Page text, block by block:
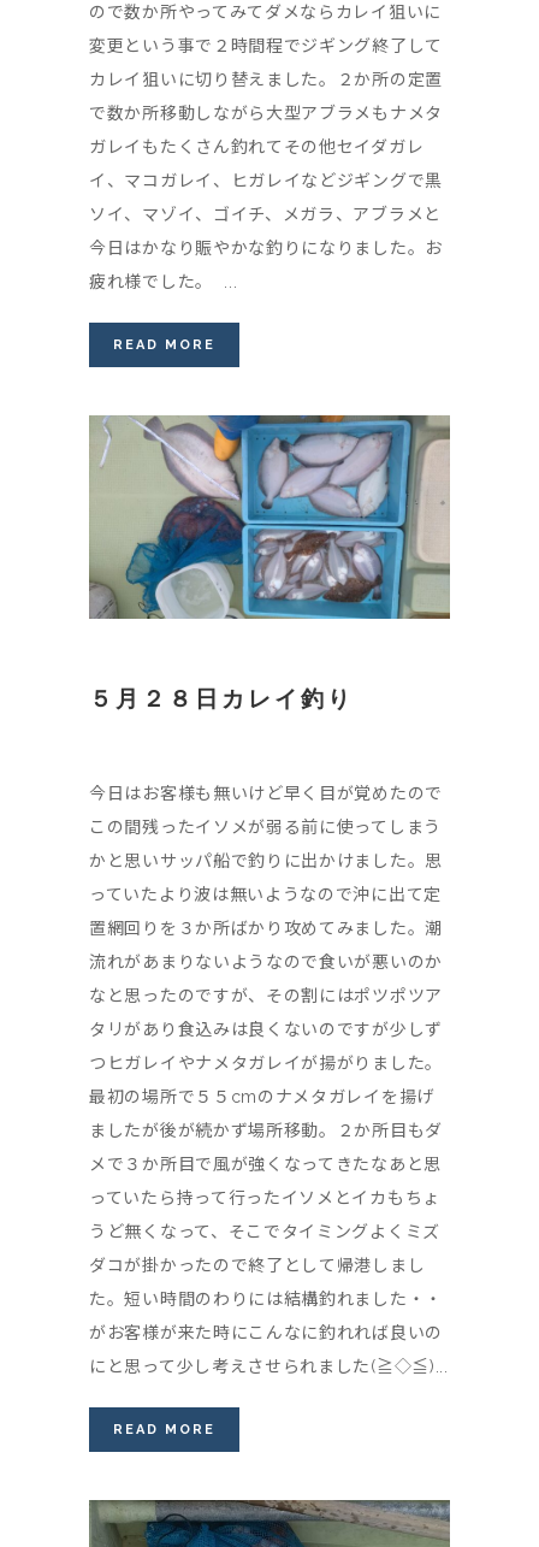
ので数か所やってみてダメならカレイ狙いに
変更という事で２時間程でジギング終了して
カレイ狙いに切り替えました。２か所の定置
で数か所移動しながら大型アブラメもナメタ
ガレイもたくさん釣れてその他セイダガレ
イ、マコガレイ、ヒガレイなどジギングで黒
ソイ、マゾイ、ゴイチ、メガラ、アブラメと
今日はかなり賑やかな釣りになりました。お
疲れ様でした。 ...
READ MORE
５月２８日カレイ釣り
今日はお客様も無いけど早く目が覚めたので
この間残ったイソメが弱る前に使ってしまう
かと思いサッパ船で釣りに出かけました。思
っていたより波は無いようなので沖に出て定
置網回りを３か所ばかり攻めてみました。潮
流れがあまりないようなので食いが悪いのか
なと思ったのですが、その割にはポツポツア
タリがあり食込みは良くないのですが少しず
つヒガレイやナメタガレイが揚がりました。
最初の場所で５５cmのナメタガレイを揚げ
ましたが後が続かず場所移動。２か所目もダ
メで３か所目で風が強くなってきたなあと思
っていたら持って行ったイソメとイカもちょ
うど無くなって、そこでタイミングよくミズ
ダコが掛かったので終了として帰港しまし
た。短い時間のわりには結構釣れました・・
がお客様が来た時にこんなに釣れれば良いの
にと思って少し考えさせられました(≧◇≦)...
READ MORE